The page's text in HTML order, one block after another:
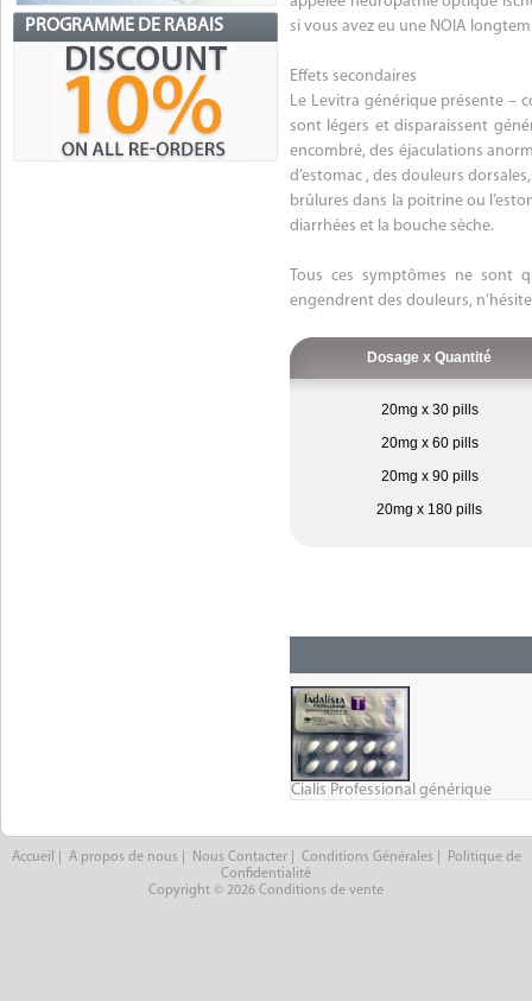
PROGRAMME DE RABAIS
si vous avez eu une NOIA
Effets secondaires
Le Levitra générique présente –
sont légers et disparaissent
encombré, des éjaculations
d’estomac , des douleurs
brûlures dans la poitrine ou
diarrhées et la bouche sèche.
Tous ces symptômes ne sont
engendrent des douleurs,
Dosage x Quantité
20mg x 30 pills
20mg x 60 pills
20mg x 90 pills
20mg x 180 pills
Cialis Professional générique
Accueil A propos de nous Nous Contacter| Conditions Générales
Politique de
Confidentialité
Copyright © 2026 Conditions de vente